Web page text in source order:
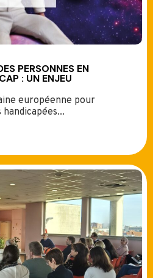
PERSONNES EN
: UN ENJEU
européenne pour